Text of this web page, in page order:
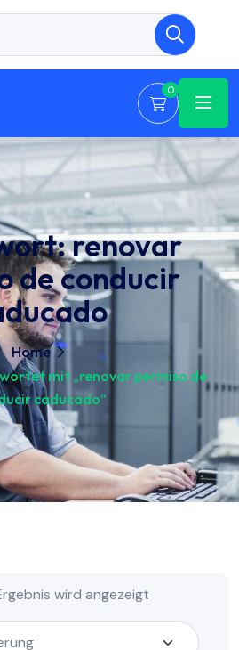
0
renovar
de conducir
Home
mit „renovar permiso de
caducado“
wird angezeigt